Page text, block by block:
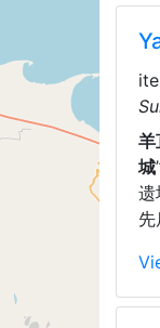
羊
城
遗